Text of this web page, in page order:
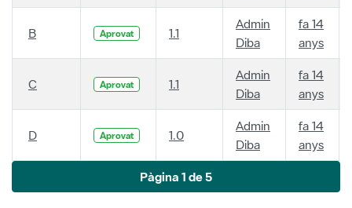
B Aprovat 1.1
Admin
Diba
fa 14
anys
C Aprovat 1.1
Admin
Diba
fa 14
anys
D Aprovat 1.0
Admin
Diba
fa 14
anys
Pàgina 1 de 5